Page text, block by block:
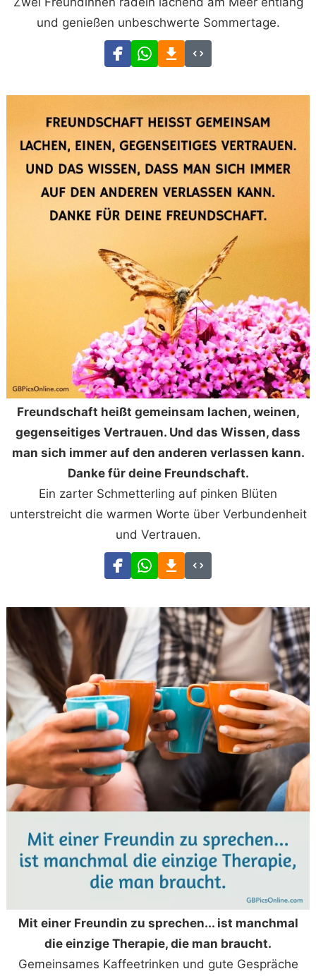
und genießen unbeschwerte Sommertage.
Freundschaft heißt gemeinsam lachen, weinen,
gegenseitiges Vertrauen. Und das Wissen, dass
man sich immer auf den anderen verlassen kann.
Danke für deine Freundschaft.
Ein zarter Schmetterling auf pinken Blüten
unterstreicht die warmen Worte über Verbundenheit
und Vertrauen.
Mit einer Freundin zu sprechen... ist manchmal
die einzige Therapie, die man braucht.
Gemeinsames Kaffeetrinken und gute Gespräche